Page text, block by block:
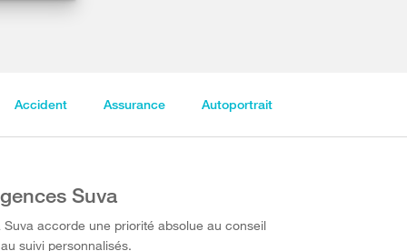
Accident Assurance Autoportrait
Suva
Suva accorde une priorité absolue au conseil
suivi personnalisés.